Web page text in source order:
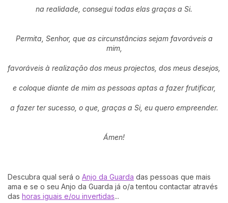
na realidade, consegui todas elas graças a Si.
Permita, Senhor, que as circunstâncias sejam favoráveis a
mim,
favoráveis à realização dos meus projectos, dos meus desejos,
e coloque diante de mim as pessoas aptas a fazer frutificar,
a fazer ter sucesso, o que, graças a Si, eu quero empreender.
Ámen!
Descubra qual será o Anjo da Guarda das pessoas que mais
ama e se o seu Anjo da Guarda já o/a tentou contactar através
das horas iguais e/ou invertidas...